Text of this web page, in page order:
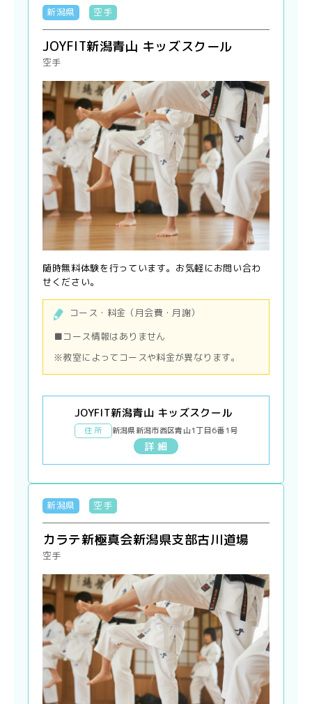
新潟県 空手
JOYFIT新潟青山 キッズスクール
空手
随時無料体験を行っています。お気軽にお問い合わ
せください。
コース・料金（月会費・月謝）
■コース情報はありません
※教室によってコースや料金が異なります。
JOYFIT新潟青山 キッズスクール
住 所 新潟県新潟市西区青山1丁目6番1号
詳 細
新潟県 空手
カラテ新極真会新潟県支部古川道場
空手